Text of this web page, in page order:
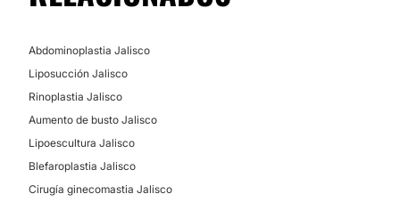
Abdominoplastia Jalisco
Liposucción Jalisco
Rinoplastia Jalisco
Aumento de busto Jalisco
Lipoescultura Jalisco
Blefaroplastia Jalisco
Cirugía ginecomastia Jalisco